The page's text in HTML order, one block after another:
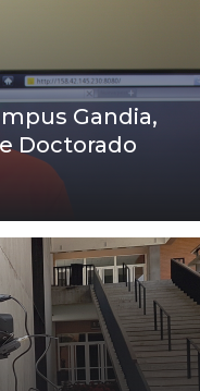
Gandia,
Doctorado